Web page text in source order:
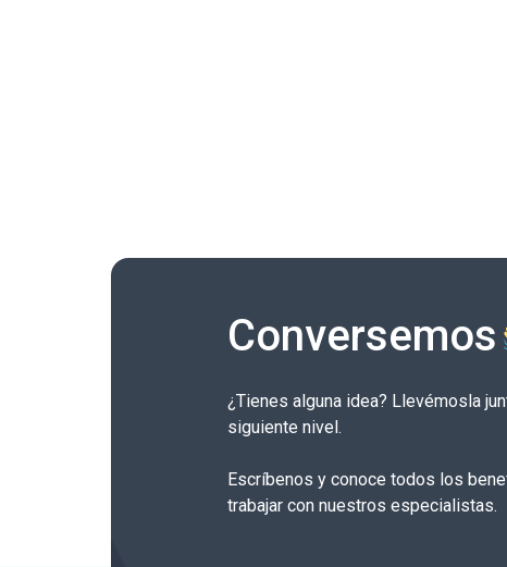
Conversemos
¿Tienes alguna idea? Llevémosla
siguiente nivel.
Escríbenos y conoce todos los
trabajar con nuestros especialistas.